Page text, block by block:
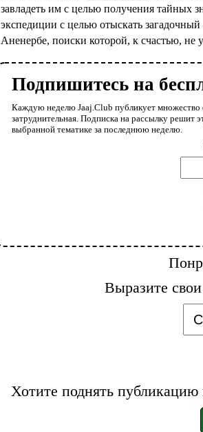
завладеть им с целью получения тайных
экспедиции с целью отыскать
Аненербе, поиски которой, к счастью, не
Подпишитесь на
Каждую неделю Jaaj.Club публикует множество
затруднительная. Подписка на рассылку решит
выбранной тематике за последнюю неделю.
Выразите
Хотите поднять